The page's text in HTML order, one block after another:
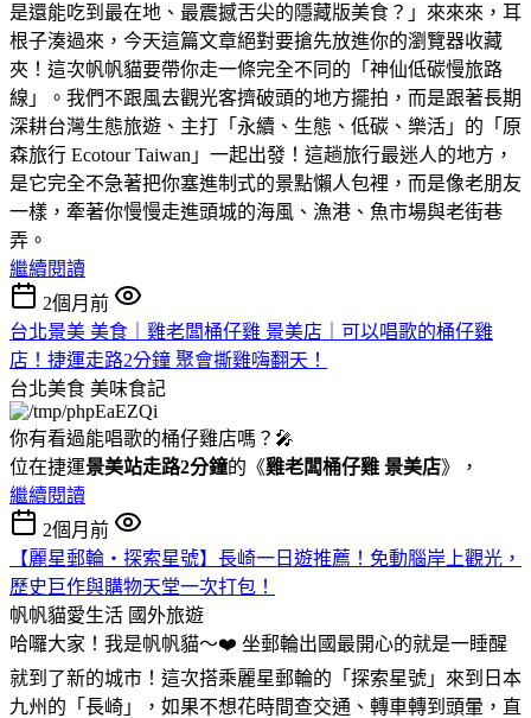
是還能吃到最在地、最震撼舌尖的隱藏版美食？」來來來，耳
根子湊過來，今天這篇文章絕對要搶先放進你的瀏覽器收藏
夾！這次帆帆貓要帶你走一條完全不同的「神仙低碳慢旅路
線」。我們不跟風去觀光客擠破頭的地方擺拍，而是跟著長期
深耕台灣生態旅遊、主打「永續、生態、低碳、樂活」的「原
森旅行 Ecotour Taiwan」一起出發！這趟旅行最迷人的地方，
是它完全不急著把你塞進制式的景點懶人包裡，而是像老朋友
一樣，牽著你慢慢走進頭城的海風、漁港、魚市場與老街巷
弄。
繼續閱讀
2個月前
台北景美 美食｜雞老闆桶仔雞 景美店｜可以唱歌的桶仔雞
店！捷運走路2分鐘 聚會撕雞嗨翻天！
台北美食 美味食記
你有看過能唱歌的桶仔雞店嗎？🎤
位在捷運景美站走路2分鐘的《雞老闆桶仔雞 景美店》，
繼續閱讀
2個月前
【麗星郵輪・探索星號】長崎一日遊推薦！免動腦岸上觀光，
歷史巨作與購物天堂一次打包！
帆帆貓愛生活 國外旅遊
哈囉大家！我是帆帆貓～❤️ 坐郵輪出國最開心的就是一睡醒
就到了新的城市！這次搭乘麗星郵輪的「探索星號」來到日本
九州的「長崎」，如果不想花時間查交通、轉車轉到頭暈，直